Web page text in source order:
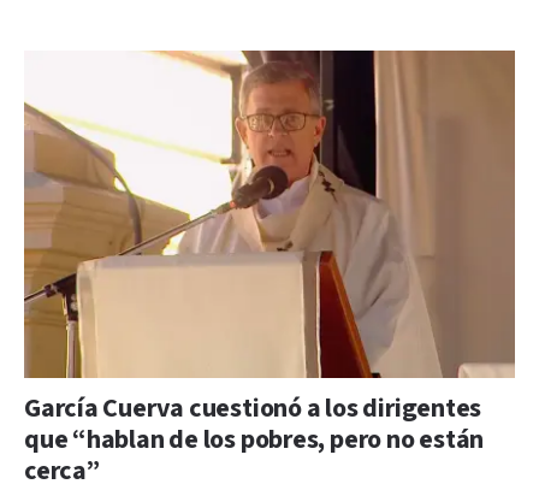
García Cuerva cuestionó a los dirigentes
que “hablan de los pobres, pero no están
cerca”